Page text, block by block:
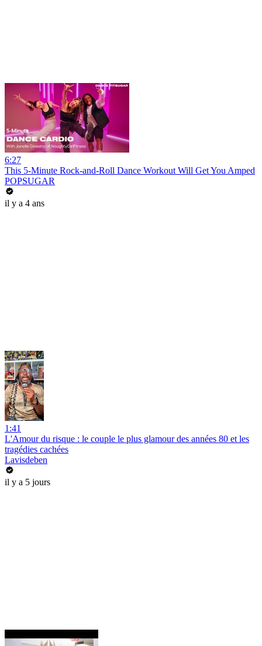
6:27
This 5-Minute Rock-and-Roll Dance Workout Will Get You Amped
POPSUGAR
il y a 4 ans
1:41
L'Amour du risque : le couple le plus glamour des années 80 et les
tragédies cachées
Lavisdeben
il y a 5 jours